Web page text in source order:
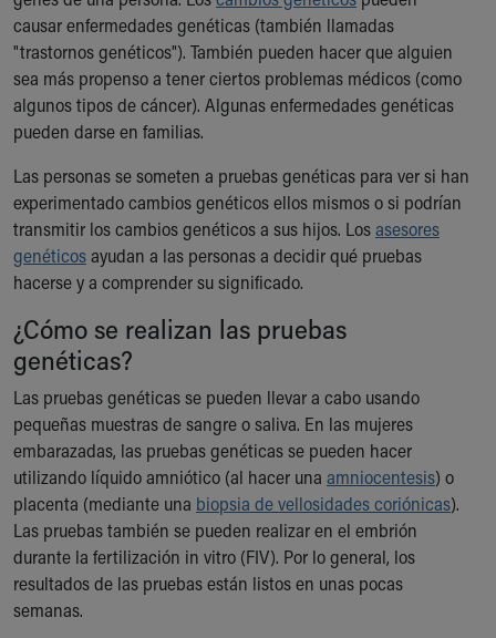
Ronald McDonald House Care Mobile
Health Centers
Symptom Checker
Financial Services
Price Estimates
Sports Health Services Provider for Akron Zips
New Parents
Find a Pediatrics Location
Find a Pediatrician
MyChart
Breastfeeding Medicine
Child Passenger Safety
Safe Sleep for Babies
Safe Sleep
About Akron Children's Pediatrics
Who We Are
Building a Brighter Future
Our Mission, Vision, Promise
Calendar of Events
Community Mission
Connect With Us
causar enfermedades genéticas (también llamadas
"trastornos genéticos"). También pueden hacer que alguien
sea más propenso a tener ciertos problemas médicos (como
algunos tipos de cáncer). Algunas enfermedades genéticas
pueden darse en familias.
Las personas se someten a pruebas genéticas para ver si han
experimentado cambios genéticos ellos mismos o si podrían
transmitir los cambios genéticos a sus hijos. Losasesores
genéticosayudan a las personas a decidir qué pruebas
hacerse y a comprender su significado.
¿Cómo se realizan las pruebas
genéticas?
Las pruebas genéticas se pueden llevar a cabo usando
pequeñas muestras de sangre o saliva. En las mujeres
embarazadas, las pruebas genéticas se pueden hacer
utilizando líquido amniótico (al hacer una amniocentesis) o
placenta (mediante una biopsia de vellosidades coriónicas).
Las pruebas también se pueden realizar en el embrión
durante la fertilización in vitro (FIV). Por lo general, los
resultados de las pruebas están listos en unas pocas
semanas.